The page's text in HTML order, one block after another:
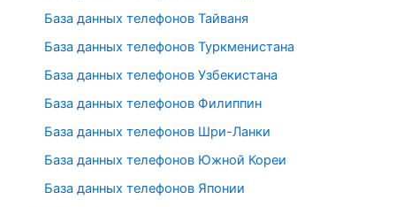
База данных телефонов Тайваня
База данных телефонов Туркменистана
База данных телефонов Узбекистана
База данных телефонов Филиппин
База данных телефонов Шри-Ланки
База данных телефонов Южной Кореи
База данных телефонов Японии